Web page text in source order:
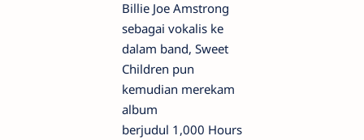
Billie Joe Amstrong
sebagai vokalis ke
dalam band, Sweet
Children pun
kemudian merekam
album
berjudul 1,000 Hours